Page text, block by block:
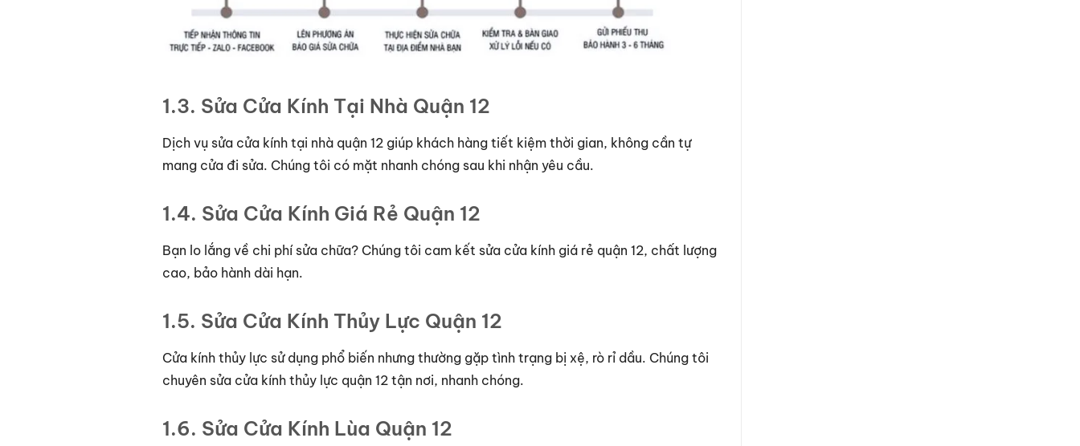
1.3. Sửa Cửa Kính Tại Nhà Quận 12
Dịch vụ sửa cửa kính tại nhà quận 12 giúp khách hàng tiết kiệm thời gian, không cần tự
mang cửa đi sửa. Chúng tôi có mặt nhanh chóng sau khi nhận yêu cầu.
1.4. Sửa Cửa Kính Giá Rẻ Quận 12
Bạn lo lắng về chi phí sửa chữa? Chúng tôi cam kết sửa cửa kính giá rẻ quận 12, chất lượng
cao, bảo hành dài hạn.
1.5. Sửa Cửa Kính Thủy Lực Quận 12
Cửa kính thủy lực sử dụng phổ biến nhưng thường gặp tình trạng bị xệ, rò rỉ dầu. Chúng tôi
chuyên sửa cửa kính thủy lực quận 12 tận nơi, nhanh chóng.
1.6. Sửa Cửa Kính Lùa Quận 12